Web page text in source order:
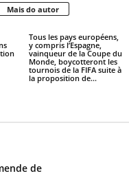
Mais do autor
Tous les pays européens,
y compris l’Espagne,
vainqueur de la Coupe du
Monde, boycotteront les
tournois de la FIFA suite à
la proposition de...
de